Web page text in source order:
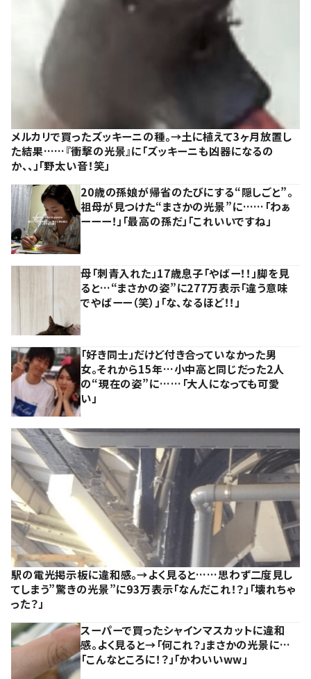
メルカリで買ったズッキーニの種。→土に植えて3ヶ月放置し
た結果……『衝撃の光景』に「ズッキーニも凶器になるの
か、、」「野太い音！笑」
20歳の孫娘が帰省のたびにする“隠しごと”。
祖母が見つけた“まさかの光景”に……「わぁ
ーーー！」「最高の孫だ」「これいいですね」
母「刺青入れた」17歳息子「やばー！！」脚を見
ると…“まさかの姿”に277万表示「違う意味
でやばーー（笑）」「な、なるほど！！」
「好き同士」だけど付き合っていなかった男
女。それから15年…小中高と同じだった2人
の“現在の姿”に……「大人になっても可愛
い」
駅の電光掲示板に違和感。→よく見ると……思わず二度見し
てしまう”驚きの光景”に93万表示「なんだこれ！？」「壊れちゃ
った？」
スーパーで買ったシャインマスカットに違和
感。よく見ると→「何これ？」まさかの光景に…
「こんなところに！？」「かわいいww」